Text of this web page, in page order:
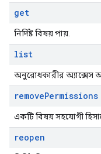
get
নির্দিষ্ট বিষয় পায়.
list
অনুরোধকারীর অ্যাক্সেস
removePermissions
একটি বিষয় সহযোগী
reopen